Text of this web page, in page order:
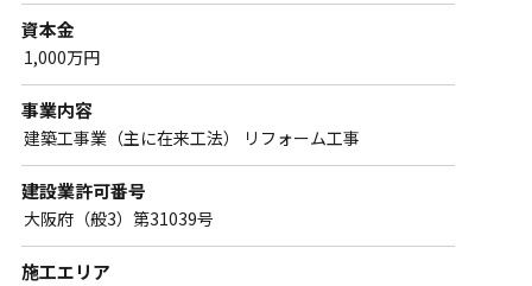
資本金
1,000万円
事業内容
建築工事業（主に在来工法） リフォーム工事
建設業許可番号
大阪府（般3）第31039号
施工エリア